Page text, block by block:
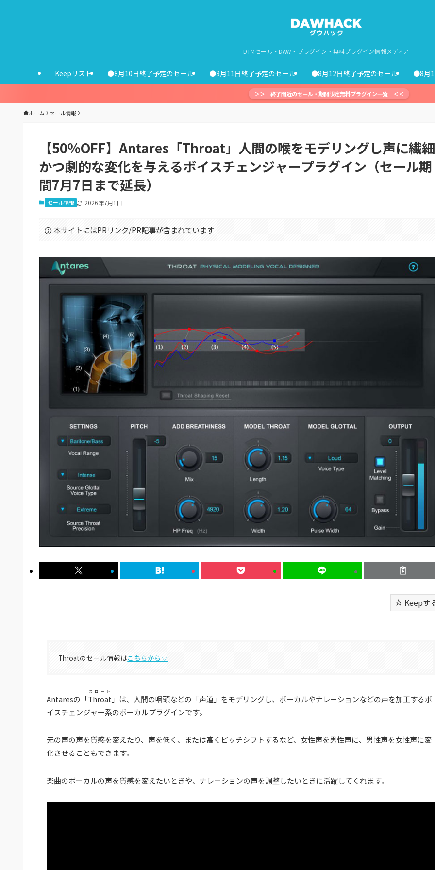
DTMセール・DAW・プラグイン・無料プラグイン情報メディア
Keepリスト ●8月10日終了予定のセール ●8月11日終了予定のセール ●8月12日終了予定のセール ●8月
＞＞ 終了間近のセール・期間限定無料プラグイン一覧 ＜＜
ホーム セール情報
【50%OFF】Antares「Throat」人間の喉をモデリングし声に繊細
かつ劇的な変化を与えるボイスチェンジャープラグイン（セール期
間7月7日まで延長）
セール情報 2026年7月1日
本サイトにはPRリンク/PR記事が含まれています
Keepす
Throatのセール情報はこちらから▽
Antaresの「Throat
スロート
」は、人間の咽頭などの「声道」をモデリングし、ボーカルやナレーションなどの声を加工するボ
イスチェンジャー系のボーカルプラグインです。
元の声の声を質感を変えたり、声を低く、または高くピッチシフトするなど、女性声を男性声に、男性声を女性声に変
化させることもできます。
楽曲のボーカルの声を質感を変えたいときや、ナレーションの声を調整したいときに活躍してくれます。